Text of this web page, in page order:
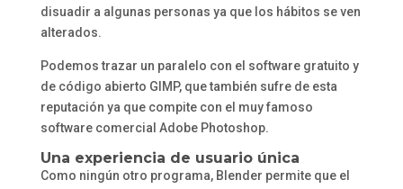
disuadir a algunas personas ya que los hábitos se ven
alterados.
Podemos trazar un paralelo con el software gratuito y
de código abierto GIMP, que también sufre de esta
reputación ya que compite con el muy famoso
software comercial Adobe Photoshop.
Una experiencia de usuario única
Como ningún otro programa, Blender permite que el